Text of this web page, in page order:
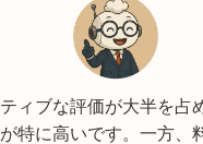
ィブな評価が大半を占
特に高いです。一方、